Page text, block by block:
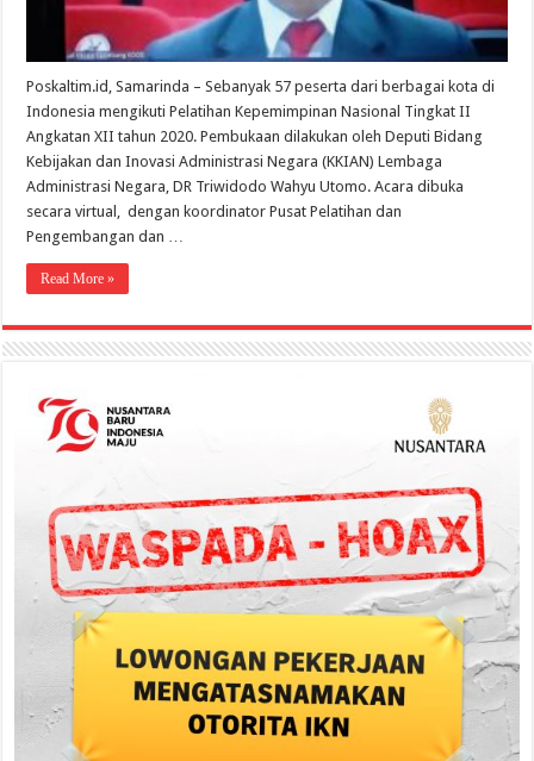
Poskaltim.id, Samarinda – Sebanyak 57 peserta dari berbagai kota di
Indonesia mengikuti Pelatihan Kepemimpinan Nasional Tingkat II
Angkatan XII tahun 2020. Pembukaan dilakukan oleh Deputi Bidang
Kebijakan dan Inovasi Administrasi Negara (KKIAN) Lembaga
Administrasi Negara, DR Triwidodo Wahyu Utomo. Acara dibuka
secara virtual, dengan koordinator Pusat Pelatihan dan
Pengembangan dan …
Read More »